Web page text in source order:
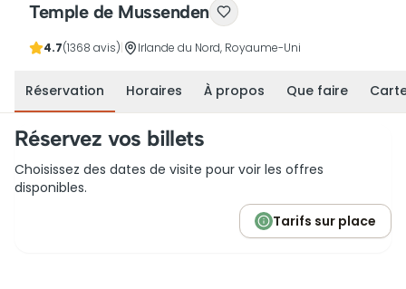
Temple de Mussenden
4.7(1368 avis) Irlande du Nord, Royaume-Uni
Réservation Horaires À propos Que faire
Réservez vos billets
Choisissez des dates de visite pour voir les offres
disponibles.
Tarifs sur place